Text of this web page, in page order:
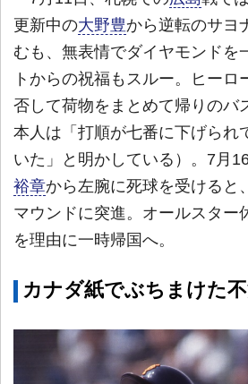
更新中の大野豊から逆転のサヨ
むも、無表情でダイヤモンドを
トからの祝福もスルー。ヒーロ
否して荷物をまとめて帰りのバ
本人は「打順が七番に下げられ
いた」と明かしている）。7月
裕章から左腕に死球を受けると
マウンドに突進。オールスター
を理由に一時帰国へ。
カナダ紙でぶちまけた